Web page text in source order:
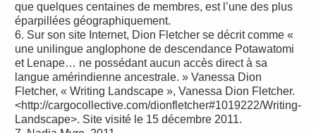
que quelques centaines de membres, est l’une des plus
éparpillées géographiquement.
6. Sur son site Internet, Dion Fletcher se décrit comme «
une unilingue anglophone de descendance Potawatomi
et Lenape… ne possédant aucun accès direct à sa
langue amérindienne ancestrale. » Vanessa Dion
Fletcher, « Writing Landscape », Vanessa Dion Fletcher.
<http://cargocollective.com/dionfletcher#1019222/Writing-
Landscape>. Site visité le 15 décembre 2011.